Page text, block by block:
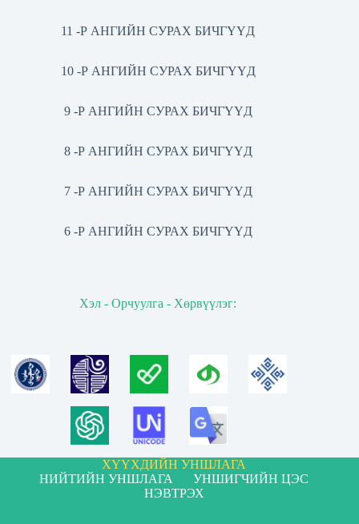
11 -Р АНГИЙН СУРАХ БИЧГҮҮД
10 -Р АНГИЙН СУРАХ БИЧГҮҮД
9 -Р АНГИЙН СУРАХ БИЧГҮҮД
8 -Р АНГИЙН СУРАХ БИЧГҮҮД
7 -Р АНГИЙН СУРАХ БИЧГҮҮД
6 -Р АНГИЙН СУРАХ БИЧГҮҮД
Хэл - Орчуулга - Хөрвүүлэг:
ХҮҮХДИЙН УНШЛАГА
НИЙТИЙН УНШЛАГА
УНШИГЧИЙН ЦЭС
НЭВТРЭХ